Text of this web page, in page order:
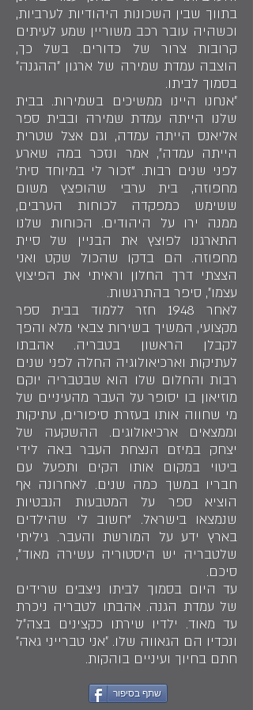
בתווך שבין השכונות היהודיות לערביות,
וכשהיה עובר רכב משוריין שמע לעיתים
קרובות צרור של כדורים. בשל כך,
הוצבה עמדת שמירה של ארגון ״ההגנה״
בסמוך לביתו.
״אנחנו היינו ממשיכים בשמירות. בבית
שלנו הייתה עמדת שמירה ובבית ספר
אליאנס הייתה עמדה, וגם אצל שטרית
הייתה עמדה״, אמר ונזכר במה שארע
לפני שנים רבות. "זכור לי במיוחד סית'
מחפוזה, בית ערבי שהופצץ משום
ששימש כמפקדה לכוחות הערבים,
ממנה ירו על היהודים. הכוחות שלנו
התארגנו לפוצץ את הבניין של סיית
מחפוזה. הם בדקו שהכול שקט ואני
הצצתי דרך החלון וראיתי את הפיצוץ
עצמו״, סיפר בהתרגשות.
לאחר 1948 חזר ללמוד בבית ספר
מקצועי, המשיך בשירות צבאי מלא והפך
לקבלן הראשון בטבריה. אהבתו
לעתיקות וארכיאולוגיה החלה לפני שנים
רבות והחלום שלו הוא שבטבריה יוקם
מוזיאון בו יסופר על העבר מהעיניים של
מי שחווה אותו בעזרת סיפורים, עתיקות
וממצאים ארכיאולוגים. ההשקעה של
יצחק במיזם הנצחת העבר באה לידי
ביטוי במקום אותו הקים ותפעל עם
חבריו במשך כמה שנים. לאחרונה אף
הוציא ספר על המטבעות הנבטיות
שנמצאו בישראל. "חשוב לי שהילדים
בארץ ידע על המורשת והעבר. גיליתי
שלטבריה יש היסטוריה עשירה מאוד״,
סיכם.
עד היום בסמוך לביתו ניצבים שרידים
של עמדת הגנה. אהבתו לטבריה ניכרת
עד מאוד. ילדיו שירתו כקצינים בצה״ל
ונכדיו הם הגאווה שלו. ״אני טברייני גאה״
חתם בחיוך ועיניים בוהקות.
שתף בסיפור